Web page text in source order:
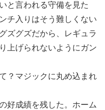
と言われる守備を見た
チ入りはそう難しくない
ズグズだから、レギュラ
上げられないようにガン
？マジックに丸め込まれ
好成績を残した。ホーム